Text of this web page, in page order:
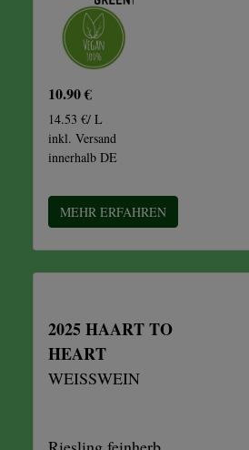
10.90 €
14.53 €/ L
inkl. Versand
innerhalb DE
MEHR ERFAHREN
2025 HAART TO
HEART
WEISSWEIN